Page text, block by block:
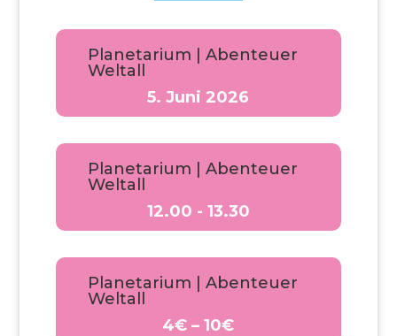
Planetarium | Abenteuer
Weltall
5. Juni 2026
Planetarium | Abenteuer
Weltall
12.00 - 13.30
Planetarium | Abenteuer
Weltall
4€ – 10€